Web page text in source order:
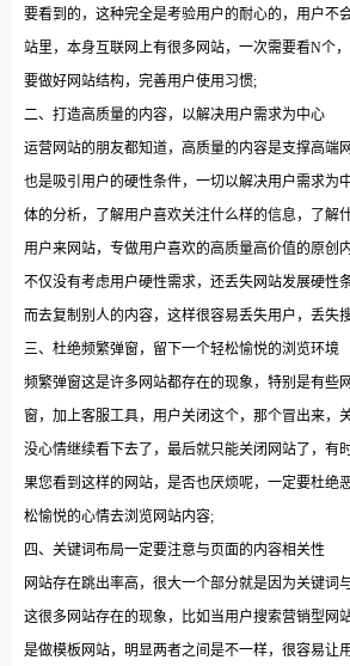
要看到的，这种完全是考验用户的耐心的，用户不
站里，本身互联网上有很多网站，一次需要看N个
要做好网站结构，完善用户使用习惯;
二、打造高质量的内容，以解决用户需求为中心
运营网站的朋友都知道，高质量的内容是支撑高端
也是吸引用户的硬性条件，一切以解决用户需求为
体的分析，了解用户喜欢关注什么样的信息，了解
用户来网站，专做用户喜欢的高质量高价值的原创
不仅没有考虑用户硬性需求，还丢失网站发展硬性
而去复制别人的内容，这样很容易丢失用户，丢失
三、杜绝频繁弹窗，留下一个轻松愉悦的浏览环境
频繁弹窗这是许多网站都存在的现象，特别是有些
窗，加上客服工具，用户关闭这个，那个冒出来，
没心情继续看下去了，最后就只能关闭网站了，有
果您看到这样的网站，是否也厌烦呢，一定要杜绝
松愉悦的心情去浏览网站内容;
四、关键词布局一定要注意与页面的内容相关性
网站存在跳出率高，很大一个部分就是因为关键词
这很多网站存在的现象，比如当用户搜索营销型网
是做模板网站，明显两者之间是不一样，很容易让